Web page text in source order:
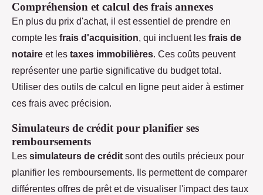
Compréhension et calcul des frais annexes
En plus du prix d'achat, il est essentiel de prendre en
compte les frais d'acquisition, qui incluent les frais de
notaire et les taxes immobilières. Ces coûts peuvent
représenter une partie significative du budget total.
Utiliser des outils de calcul en ligne peut aider à estimer
ces frais avec précision.
Simulateurs de crédit pour planifier ses
remboursements
Les simulateurs de crédit sont des outils précieux pour
planifier les remboursements. Ils permettent de comparer
différentes offres de prêt et de visualiser l'impact des taux